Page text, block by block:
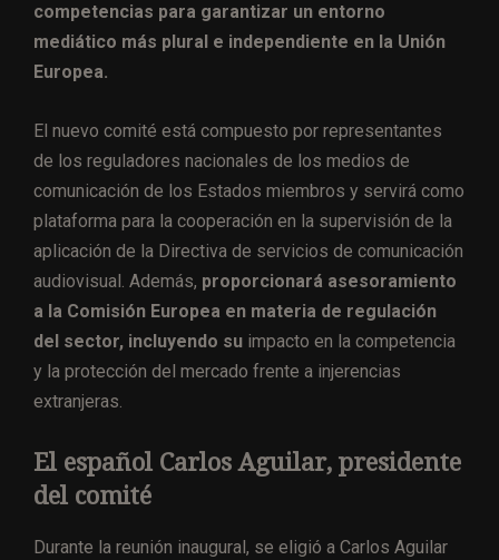
competencias para garantizar un entorno
mediático más plural e independiente en la Unión
Europea.
El nuevo comité está compuesto por representantes
de los reguladores nacionales de los medios de
comunicación de los Estados miembros y servirá como
plataforma para la cooperación en la supervisión de la
aplicación de la Directiva de servicios de comunicación
audiovisual. Además, proporcionará asesoramiento
a la Comisión Europea en materia de regulación
del sector, incluyendo su impacto en la competencia
y la protección del mercado frente a injerencias
extranjeras.
El español Carlos Aguilar, presidente
del comité
Durante la reunión inaugural, se eligió a Carlos Aguilar